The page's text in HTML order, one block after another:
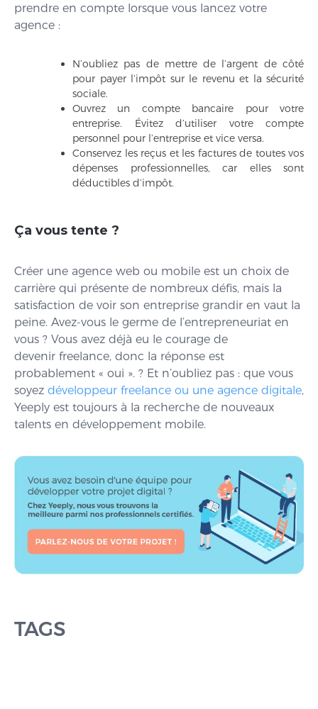
prendre en compte lorsque vous lancez votre
agence :
N’oubliez pas de mettre de l’argent de côté
pour payer l’impôt sur le revenu et la sécurité
sociale.
Ouvrez un compte bancaire pour votre
entreprise. Évitez d’utiliser votre compte
personnel pour l’entreprise et vice versa.
Conservez les reçus et les factures de toutes vos
dépenses professionnelles, car elles sont
déductibles d’impôt.
Ça vous tente ?
Créer une agence web ou mobile est un choix de
carrière qui présente de nombreux défis, mais la
satisfaction de voir son entreprise grandir en vaut la
peine. Avez-vous le germe de l’entrepreneuriat en
vous ? Vous avez déjà eu le courage de
devenir freelance, donc la réponse est
probablement « oui ». ? Et n’oubliez pas : que vous
soyez développeur freelance ou une agence digitale,
Yeeply est toujours à la recherche de nouveaux
talents en développement mobile.
TAGS